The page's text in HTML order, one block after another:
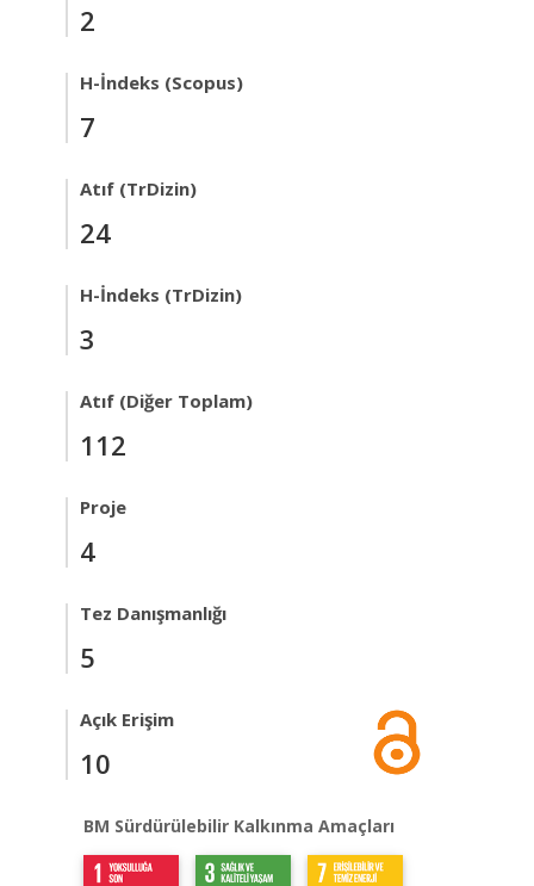
2
H-İndeks (Scopus)
7
Atıf (TrDizin)
24
H-İndeks (TrDizin)
3
Atıf (Diğer Toplam)
112
Proje
4
Tez Danışmanlığı
5
Açık Erişim
10
BM Sürdürülebilir Kalkınma Amaçları